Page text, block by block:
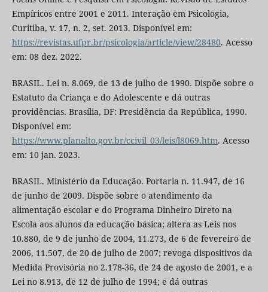
Empíricos entre 2001 e 2011. Interação em Psicologia,
Curitiba, v. 17, n. 2, set. 2013. Disponível em:
https://revistas.ufpr.br/psicologia/article/view/28480. Acesso
em: 08 dez. 2022.
BRASIL. Lei n. 8.069, de 13 de julho de 1990. Dispõe sobre o
Estatuto da Criança e do Adolescente e dá outras
providências. Brasília, DF: Presidência da República, 1990.
Disponível em:
https://www.planalto.gov.br/ccivil_03/leis/l8069.htm. Acesso
em: 10 jan. 2023.
BRASIL. Ministério da Educação. Portaria n. 11.947, de 16
de junho de 2009. Dispõe sobre o atendimento da
alimentação escolar e do Programa Dinheiro Direto na
Escola aos alunos da educação básica; altera as Leis nos
10.880, de 9 de junho de 2004, 11.273, de 6 de fevereiro de
2006, 11.507, de 20 de julho de 2007; revoga dispositivos da
Medida Provisória no 2.178-36, de 24 de agosto de 2001, e a
Lei no 8.913, de 12 de julho de 1994; e dá outras